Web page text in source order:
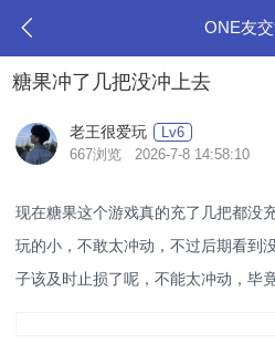
ONE友
糖果冲了几把没冲上去
老王很爱玩
Lv6
667浏览 2026-7-8 14:58:10
现在糖果这个游戏真的充了几把都没
玩的小，不敢太冲动，不过后期看到
子该及时止损了呢，不能太冲动，毕